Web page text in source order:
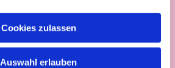
Cookies zulassen
Auswahl erlauben